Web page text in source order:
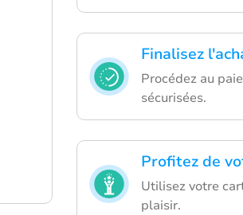
Finalisez
Procédez au
sécurisées.
Profitez de
Utilisez votre
plaisir.